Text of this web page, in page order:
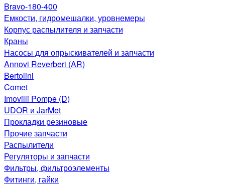
Bravo-180-400
Емкости, гидромешалки, уровнемеры
Корпус распылителя и запчасти
Краны
Насосы для опрыскивателей и запчасти
Annovi Reverberi (AR)
Bertolini
Comet
Imovilli Pompe (D)
UDOR и JarMet
Прокладки резиновые
Прочие запчасти
Распылители
Регуляторы и запчасти
Фильтры, фильтроэлементы
Фитинги, гайки